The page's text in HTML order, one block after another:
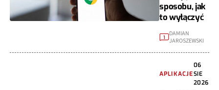
sposobu, jak
to wyłączyć
1
DAMIAN
JAROSZEWSKI
APLIKACJE
06
SIE
2026